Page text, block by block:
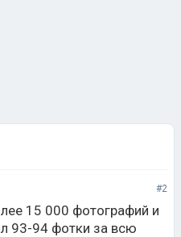
#2
15 000 фотографий и
93-94 фотки за всю